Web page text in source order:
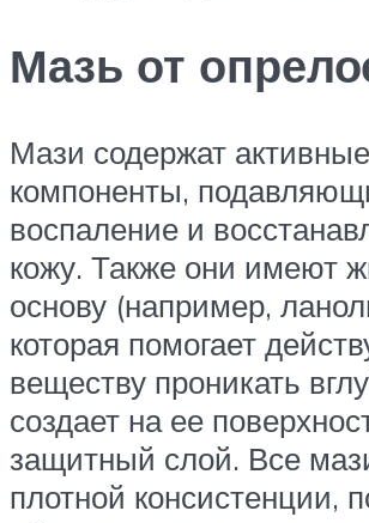
Мазь от
Мази содержат активные
компоненты,
воспаление и
кожу. Также они имеют
основу (например,
которая помогает
веществу проникать
создает на ее
защитный слой. Все
плотной консистенции,